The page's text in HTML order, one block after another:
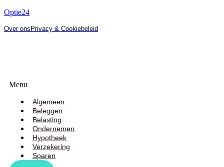
Optie24
Over ons Privacy & Cookiebeleid
Menu
Algemeen
Beleggen
Belasting
Ondernemen
Hypotheek
Verzekering
Sparen